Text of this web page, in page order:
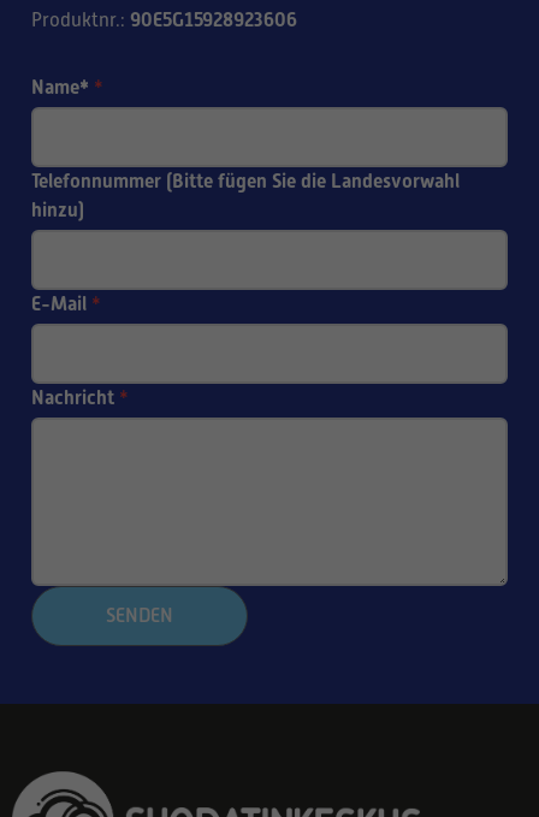
Produktnr.: 90E5G15928923606
Name* *
Telefonnummer (Bitte fügen Sie die Landesvorwahl
hinzu)
E-Mail *
Nachricht *
SENDEN